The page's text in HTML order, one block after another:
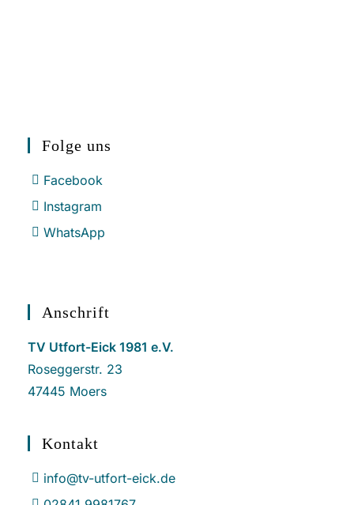
Folge uns
Facebook
Instagram
WhatsApp
Anschrift
TV Utfort-Eick 1981 e.V.
Roseggerstr. 23
47445 Moers
Kontakt
info@tv-utfort-eick.de